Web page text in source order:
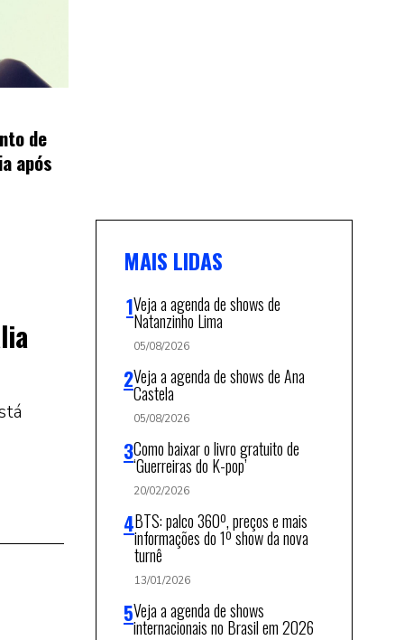
de
após
MAIS LIDAS
Veja a agenda de shows de
Natanzinho Lima
05/08/2026
Veja a agenda de shows de Ana
Castela
05/08/2026
Como baixar o livro gratuito de
‘Guerreiras do K-pop’
20/02/2026
BTS: palco 360º, preços e mais
informações do 1º show da nova
turnê
13/01/2026
Veja a agenda de shows
internacionais no Brasil em 2026